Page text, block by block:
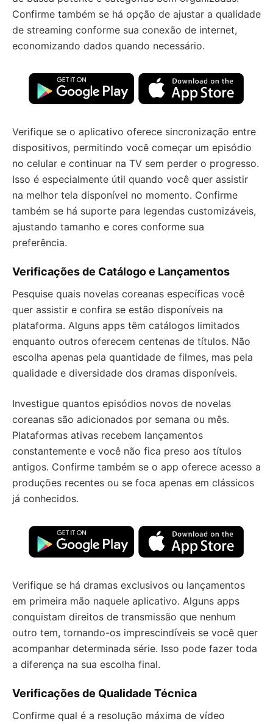
Confirme também se há opção de ajustar a qualidade
de streaming conforme sua conexão de internet,
economizando dados quando necessário.
Verifique se o aplicativo oferece sincronização entre
dispositivos, permitindo você começar um episódio
no celular e continuar na TV sem perder o progresso.
Isso é especialmente útil quando você quer assistir
na melhor tela disponível no momento. Confirme
também se há suporte para legendas customizáveis,
ajustando tamanho e cores conforme sua
preferência.
Verificações de Catálogo e Lançamentos
Pesquise quais novelas coreanas específicas você
quer assistir e confira se estão disponíveis na
plataforma. Alguns apps têm catálogos limitados
enquanto outros oferecem centenas de títulos. Não
escolha apenas pela quantidade de filmes, mas pela
qualidade e diversidade dos dramas disponíveis.
Investigue quantos episódios novos de novelas
coreanas são adicionados por semana ou mês.
Plataformas ativas recebem lançamentos
constantemente e você não fica preso aos títulos
antigos. Confirme também se o app oferece acesso a
produções recentes ou se foca apenas em clássicos
já conhecidos.
Verifique se há dramas exclusivos ou lançamentos
em primeira mão naquele aplicativo. Alguns apps
conquistam direitos de transmissão que nenhum
outro tem, tornando-os imprescindíveis se você quer
acompanhar determinada série. Isso pode fazer toda
a diferença na sua escolha final.
Verificações de Qualidade Técnica
Confirme qual é a resolução máxima de vídeo